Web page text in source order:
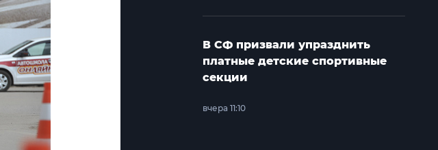
В СФ призвали упразднить
платные детские спортивные
секции
вчера 11:10